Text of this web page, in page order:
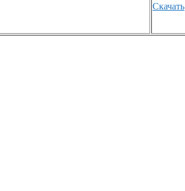
Скачать